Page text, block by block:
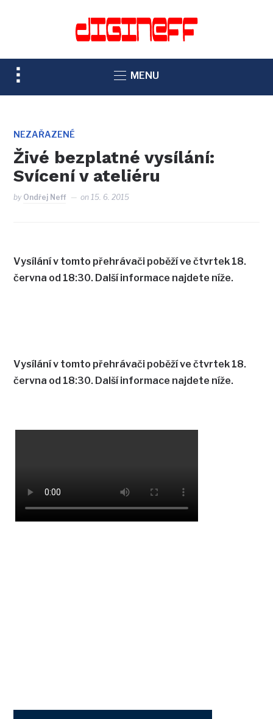
TOGGLE
SIDEBAR
NAVIGATION
MENU
NEZAŘAZENÉ
Živé bezplatné vysílání:
Svícení v ateliéru
by Ondřej Neff on15. 6. 2015
Vysílání v tomto přehrávači poběží ve čtvrtek 18.
června od 18:30. Další informace najdete níže.
Vysílání v tomto přehrávači poběží ve čtvrtek 18.
června od 18:30. Další informace najdete níže.